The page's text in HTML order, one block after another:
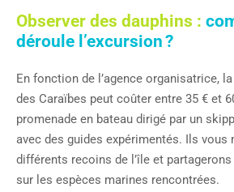
Observer des dauphins :
déroule l’excursion ?
En fonction de l’agence organisatrice,
des Caraïbes peut coûter entre 35 € et
promenade en bateau dirigé par un
avec des guides expérimentés. Ils vous
différents recoins de l’île et
sur les espèces marines rencontrées.